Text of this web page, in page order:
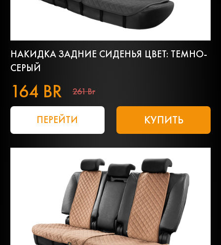
НАКИДКА ЗАДНИЕ СИДЕНЬЯ ЦВЕТ: ТЕМНО-
СЕРЫЙ
164 BR 261 Br
ПЕРЕЙТИ КУПИТЬ